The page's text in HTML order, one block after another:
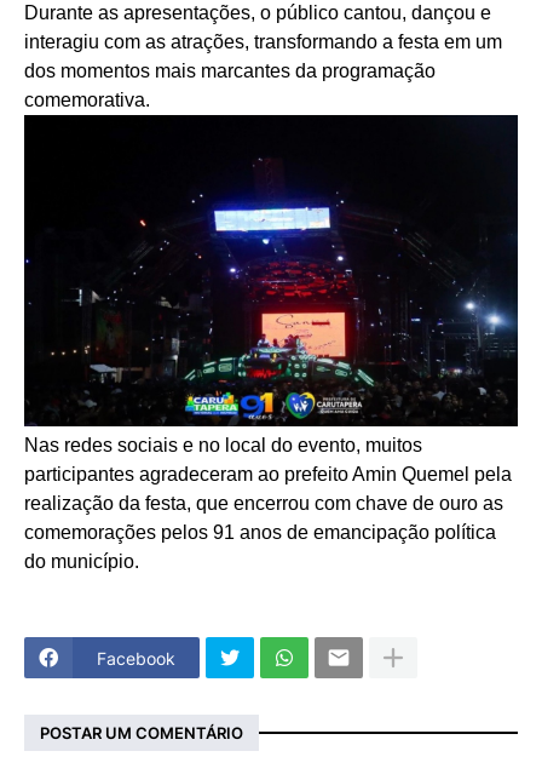
Durante as apresentações, o público cantou, dançou e
interagiu com as atrações, transformando a festa em um
dos momentos mais marcantes da programação
comemorativa.
Nas redes sociais e no local do evento, muitos
participantes agradeceram ao prefeito Amin Quemel pela
realização da festa, que encerrou com chave de ouro as
comemorações pelos 91 anos de emancipação política
do município.
Facebook
POSTAR UM COMENTÁRIO